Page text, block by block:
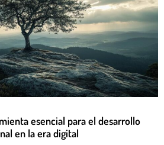
esencial para el desarrollo
en la era digital